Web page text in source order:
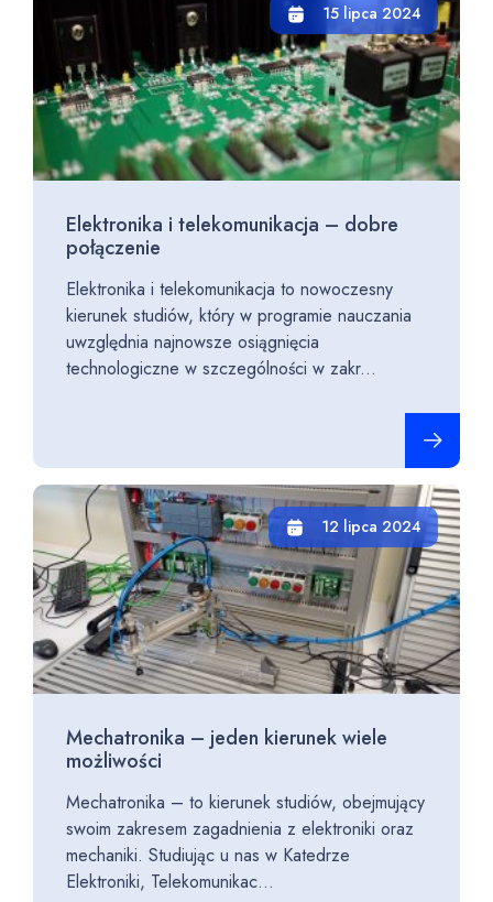
15 lipca 2024
Elektronika i telekomunikacja – dobre
połączenie
Elektronika i telekomunikacja to nowoczesny
kierunek studiów, który w programie nauczania
uwzględnia najnowsze osiągnięcia
technologiczne w szczególności w zakr...
12 lipca 2024
Mechatronika – jeden kierunek wiele
możliwości
Mechatronika – to kierunek studiów, obejmujący
swoim zakresem zagadnienia z elektroniki oraz
mechaniki. Studiując u nas w Katedrze
Elektroniki, Telekomunikac...